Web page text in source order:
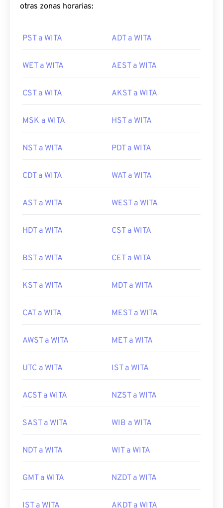
otras zonas horarias:
PST a WITA ADT a WITA
WET a WITA AEST a WITA
CST a WITA AKST a WITA
MSK a WITA HST a WITA
NST a WITA PDT a WITA
CDT a WITA WAT a WITA
AST a WITA WEST a WITA
HDT a WITA CST a WITA
BST a WITA CET a WITA
KST a WITA MDT a WITA
CAT a WITA MEST a WITA
AWST a WITA MET a WITA
UTC a WITA IST a WITA
ACST a WITA NZST a WITA
SAST a WITA WIB a WITA
NDT a WITA WIT a WITA
GMT a WITA NZDT a WITA
IST a WITA AKDT a WITA